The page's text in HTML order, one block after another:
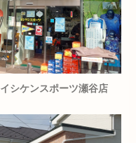
イシケンスポーツ瀬谷店